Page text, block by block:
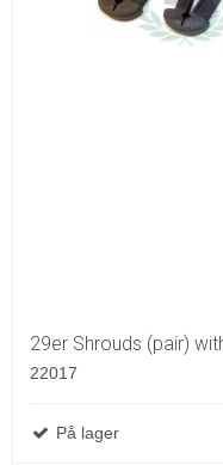
29er Shrouds (pair)
22017
På lager